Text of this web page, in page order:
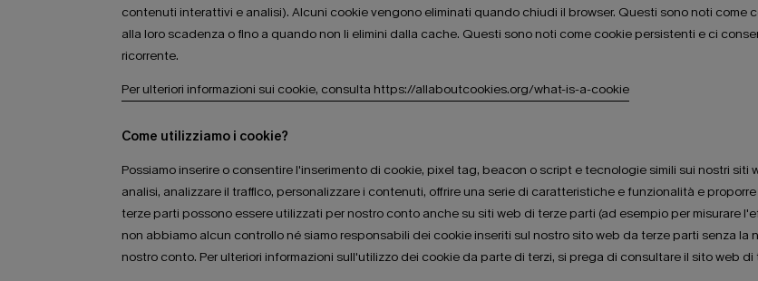
contenuti interattivi e analisi). Alcuni cookie vengono eliminati quando chiudi il browser. Questi sono noti come
alla loro scadenza o fino a quando non li elimini dalla cache. Questi sono noti come cookie persistenti e ci
ricorrente.
Per ulteriori informazioni sui cookie, consulta https://allaboutcookies.org/what-is-a-cookie
Come utilizziamo i cookie?
Possiamo inserire o consentire l'inserimento di cookie, pixel tag, beacon o script e tecnologie simili sui nostri
analisi, analizzare il traffico, personalizzare i contenuti, offrire una serie di caratteristiche e funzionalità e
terze parti possono essere utilizzati per nostro conto anche su siti web di terze parti (ad esempio per misurare
non abbiamo alcun controllo né siamo responsabili dei cookie inseriti sul nostro sito web da terze parti senza
nostro conto. Per ulteriori informazioni sull'utilizzo dei cookie da parte di terzi, si prega di consultare il sito web di